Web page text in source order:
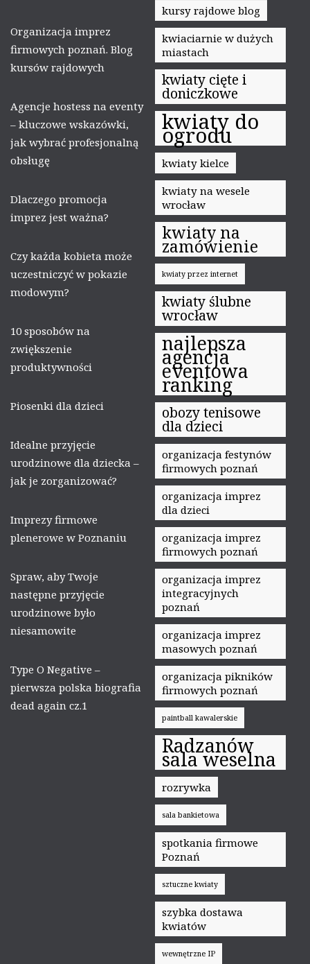
Organizacja imprez
firmowych poznań. Blog
kursów rajdowych
Agencje hostess na eventy
– kluczowe wskazówki,
jak wybrać profesjonalną
obsługę
Dlaczego promocja
imprez jest ważna?
Czy każda kobieta może
uczestniczyć w pokazie
modowym?
10 sposobów na
zwiększenie
produktywności
Piosenki dla dzieci
Idealne przyjęcie
urodzinowe dla dziecka –
jak je zorganizować?
Imprezy firmowe
plenerowe w Poznaniu
Spraw, aby Twoje
następne przyjęcie
urodzinowe było
niesamowite
Type O Negative –
pierwsza polska biografia
dead again cz.1
kursy rajdowe blog
kwiaciarnie w dużych
miastach
kwiaty cięte i
doniczkowe
kwiaty do
ogrodu
kwiaty kielce
kwiaty na wesele
wrocław
kwiaty na
zamówienie
kwiaty przez internet
kwiaty ślubne
wrocław
najlepsza
agencja
eventowa
ranking
obozy tenisowe
dla dzieci
organizacja festynów
firmowych poznań
organizacja imprez
dla dzieci
organizacja imprez
firmowych poznań
organizacja imprez
integracyjnych
poznań
organizacja imprez
masowych poznań
organizacja pikników
firmowych poznań
paintball kawalerskie
Radzanów
sala weselna
rozrywka
sala bankietowa
spotkania firmowe
Poznań
sztuczne kwiaty
szybka dostawa
kwiatów
wewnętrzne IP